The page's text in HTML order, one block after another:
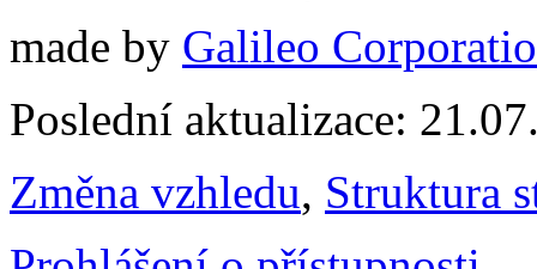
made by Galileo
Poslední aktualizace:
Změna vzhledu, Struktura